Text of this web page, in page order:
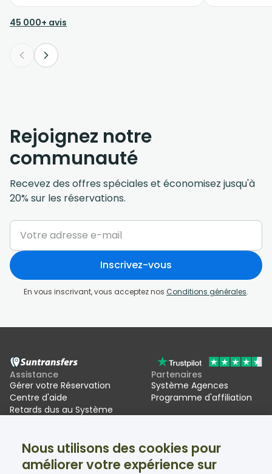
45 000+ avis
Rejoignez notre
communauté
Recevez des offres spéciales et économisez jusqu'à
20% sur les réservations.
Inscrivez-vous
En vous inscrivant, vous acceptez nos Conditions générales.
Assistance
Gérer votre Réservation
Centre d'aide
Retards dus au Système
Partenaires
Système Agences
Programme d'affiliation
Suntransfers
À propos
Réseaux sociaux
Facebook
Nous utilisons des cookies pour
améliorer votre expérience sur